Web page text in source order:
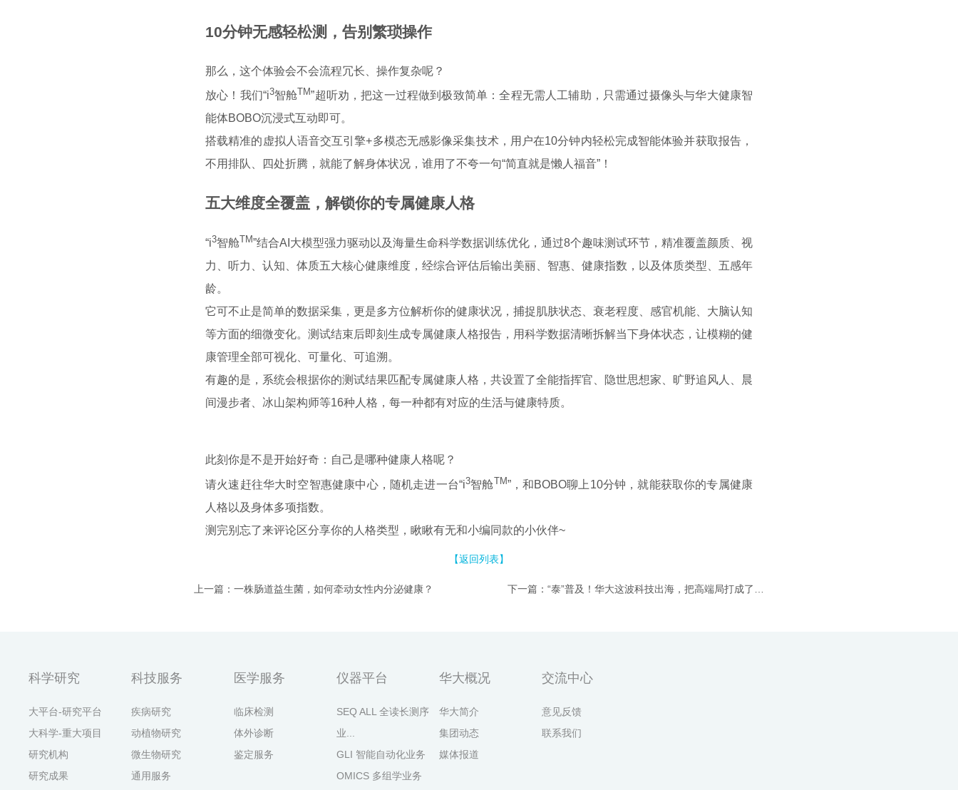
10分钟无感轻松测，告别繁琐操作
那么，这个体验会不会流程冗长、操作复杂呢？
放心！我们“i3智舱TM”超听劝，把这一过程做到极致简单：全程无需人工辅助，只需通过摄像头与华大健康智
能体BOBO沉浸式互动即可。
搭载精准的虚拟人语音交互引擎+多模态无感影像采集技术， 用户在10分钟内轻松完成智能体验并获取报告 ，
不用排队、四处折腾，就能了解身体状况，谁用了不夸一句“简直就是懒人福音”！
五大维度全覆盖，解锁你的专属健康人格
“i3智舱TM”结合AI大模型强力驱动以及海量生命科学数据训练优化，通过8个趣味测试环节， 精准覆盖颜质、视
力、听力、认知、体质五大核心健康维度 ，经综合评估后输出美丽、智惠、健康指数，以及体质类型、五感年
龄。
它可不止是简单的数据采集，更是多方位解析你的健康状况，捕捉肌肤状态、衰老程度、感官机能、大脑认知
等方面的细微变化。测试结束后即刻生成专属健康人格报告，用科学数据清晰拆解当下身体状态， 让模糊的健
康管理全部可视化、可量化、可追溯 。
有趣的是， 系统会根据你的测试结果匹配专属健康人格 ，共设置了全能指挥官、隐世思想家、旷野追风人、晨
间漫步者、冰山架构师等16种人格，每一种都有对应的生活与健康特质。
此刻你是不是开始好奇：自己是哪种健康人格呢？
请火速赶往华大时空智惠健康中心，随机走进一台“i3智舱TM”，和BOBO聊上10分钟，就能获取你的专属健康
人格以及身体多项指数。
测完别忘了来评论区分享你的人格类型，瞅瞅有无和小编同款的小伙伴~
【返回列表】
上一篇：一株肠道益生菌，如何牵动女性内分泌健康？
科学研究
大平台-研究平台
大科学-重大项目
研究机构
研究成果
科技服务
疾病研究
动植物研究
微生物研究
通用服务
医学服务
临床检测
体外诊断
鉴定服务
仪器平台
SEQ ALL 全读长测序
业...
GLI 智能自动化业务
OMICS 多组学业务
华大概况
华大简介
集团动态
媒体报道
交流中心
意见反馈
联系我们